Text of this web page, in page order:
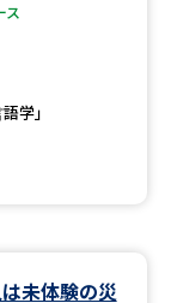
ス
学」
未体験の災